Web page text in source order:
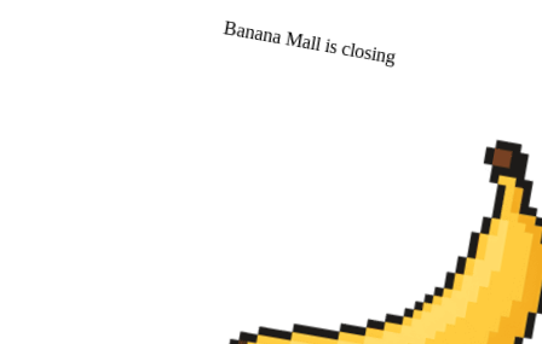
Banana Mall is closing